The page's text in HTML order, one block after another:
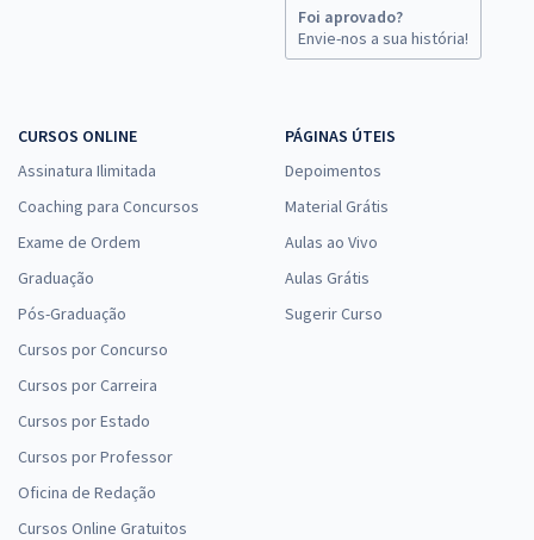
Foi aprovado?
Envie-nos a sua história!
CURSOS ONLINE
Assinatura Ilimitada
Coaching para Concursos
Exame de Ordem
Graduação
Pós-Graduação
Cursos por Concurso
Cursos por Carreira
Cursos por Estado
Cursos por Professor
Oficina de Redação
Cursos Online Gratuitos
PÁGINAS ÚTEIS
Depoimentos
Material Grátis
Aulas ao Vivo
Aulas Grátis
Sugerir Curso